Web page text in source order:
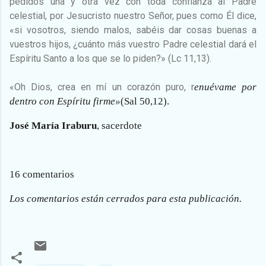
celestial, por Jesucristo nuestro Señor, pues como Él dice,
«si vosotros, siendo malos, sabéis dar cosas buenas a
vuestros hijos, ¿cuánto más vuestro Padre celestial dará el
Espíritu Santo a los que se lo piden?» (Lc 11,13).
«Oh Dios, crea en mí un corazón puro, renuévame por
dentro con Espíritu firme»(Sal 50,12).
José María Iraburu, sacerdote
16 comentarios
Los comentarios están cerrados para esta publicación.